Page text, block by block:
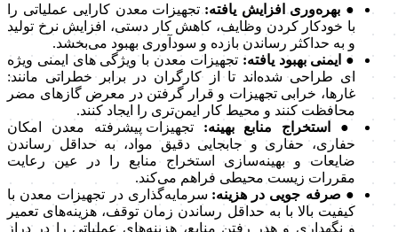
● بهره‌وری افزایش یافته:تجهیزات معدن کارایی عملیاتی را
با خودکار کردن وظایف، کاهش کار دستی، افزایش نرخ تولید
و به حداکثر رساندن بازده و سودآوری بهبود می‌بخشد.
● ایمنی بهبود یافته: تجهیزات معدن با ویژگی های ایمنی ویژه
ای طراحی شده‌اند تا از کارگران در برابر خطراتی مانند:
غارها، خرابی تجهیزات و قرار گرفتن در معرض گازهای مضر
محافظت کنند و محیط کار ایمن‌تری را ایجاد کنند.
● استخراج منابع بهینه:تجهیزات پیشرفته معدن امکان
حفاری، حفاری و جابجایی دقیق مواد، به حداقل رساندن
ضایعات و بهینه‌سازی استخراج منابع را در عین رعایت
مقررات زیست محیطی فراهم می‌کند.
● صرفه جویی در هزینه: سرمایه‌گذاری در تجهیزات معدن با
کیفیت بالا با به حداقل رساندن زمان توقف، هزینه‌های تعمیر
و نگهداری و هدر رفتن منابع، هزینه‌های عملیاتی را در دراز